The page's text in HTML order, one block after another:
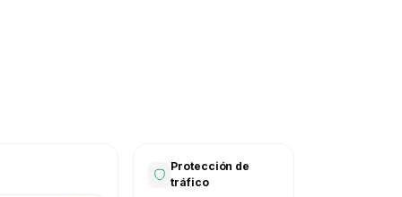
Protección de
tráfico